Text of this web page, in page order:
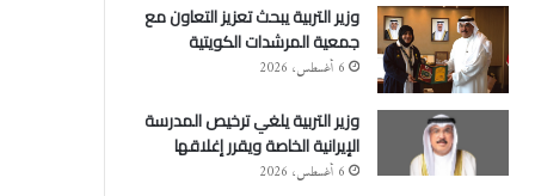
وزير التربية يبحث تعزيز التعاون مع
جمعية المرشدات الكويتية
6 أغسطس، 2026
وزير التربية يلغي ترخيص المدرسة
الإيرانية الخاصة ويقرر إغلاقها
6 أغسطس، 2026